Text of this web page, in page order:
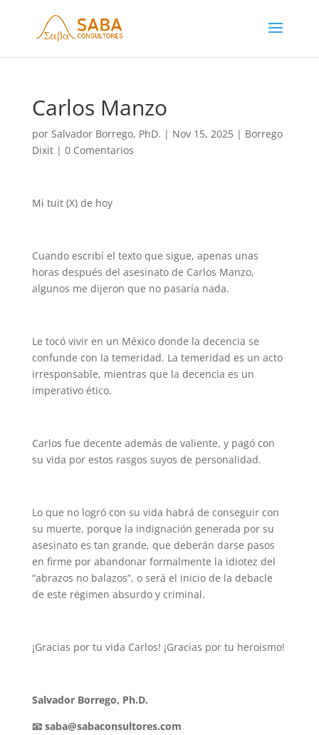
Carlos Manzo
por Salvador Borrego, PhD. | Nov 15, 2025| Borrego
Dixit| 0 Comentarios
Mi tuit (X) de hoy
Cuando escribí el texto que sigue, apenas unas
horas después del asesinato de Carlos Manzo,
algunos me dijeron que no pasaría nada.
Le tocó vivir en un México donde la decencia se
confunde con la temeridad. La temeridad es un acto
irresponsable, mientras que la decencia es un
imperativo ético.
Carlos fue decente además de valiente, y pagó con
su vida por estos rasgos suyos de personalidad.
Lo que no logró con su vida habrá de conseguir con
su muerte, porque la indignación generada por su
asesinato es tan grande, que deberán darse pasos
en firme por abandonar formalmente la idiotez del
“abrazos no balazos”, o será el inicio de la debacle
de este régimen absurdo y criminal.
¡Gracias por tu vida Carlos! ¡Gracias por tu heroísmo!
Salvador Borrego, Ph.D.
📧 saba@sabaconsultores.com